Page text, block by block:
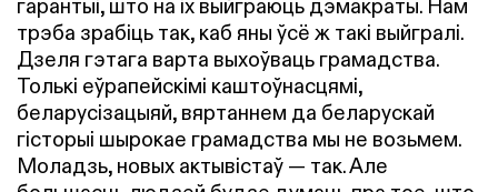
гарантыі, што на іх выйграюць дэмакраты. Нам
трэба зрабіць так, каб яны ўсё ж такі выйгралі.
Дзеля гэтага варта выхоўваць грамадства.
Толькі еўрапейскімі каштоўнасцямі,
беларусізацыяй, вяртаннем да беларускай
гісторыі шырокае грамадства мы не возьмем.
Моладзь, новых актывістаў — так. Але